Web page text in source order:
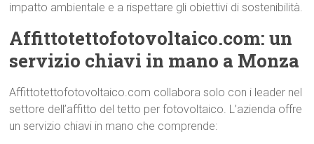
impatto ambientale e a rispettare gli obiettivi di sostenibilità.
Affittotettofotovoltaico.com: un
servizio chiavi in mano a Monza
Affittotettofotovoltaico.com collabora solo con i leader nel
settore dell’affitto del tetto per fotovoltaico. L’azienda offre
un servizio chiavi in mano che comprende: